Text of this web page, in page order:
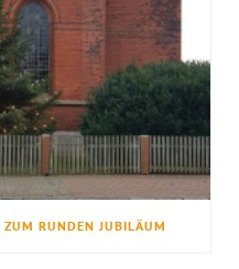
RUNDEN JUBILÄUM